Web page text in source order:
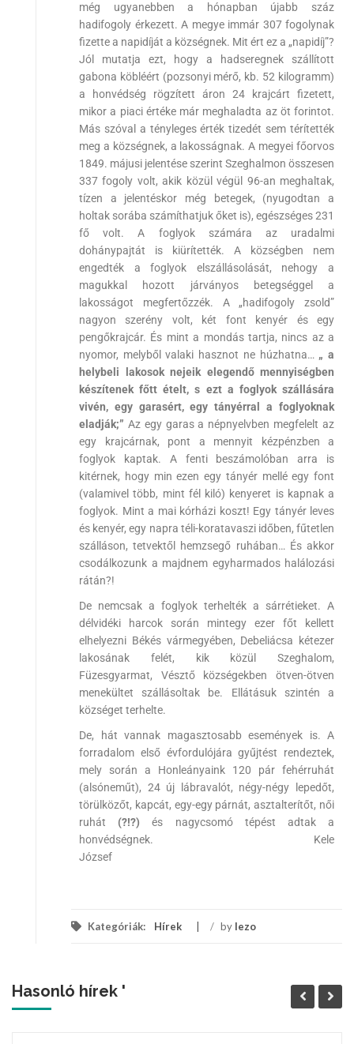
még ugyanebben a hónapban újabb száz
hadifogoly érkezett. A megye immár 307 fogolynak
fizette a napidíját a községnek. Mit ért ez a „napidíj”?
Jól mutatja ezt, hogy a hadseregnek szállított
gabona köbléért (pozsonyi mérő, kb. 52 kilogramm)
a honvédség rögzített áron 24 krajcárt fizetett,
mikor a piaci értéke már meghaladta az öt forintot.
Más szóval a tényleges érték tizedét sem térítették
meg a községnek, a lakosságnak. A megyei főorvos
1849. májusi jelentése szerint Szeghalmon összesen
337 fogoly volt, akik közül végül 96-an meghaltak,
tízen a jelentéskor még betegek, (nyugodtan a
holtak sorába számíthatjuk őket is), egészséges 231
fő volt. A foglyok számára az uradalmi
dohánypajtát is kiürítették. A községben nem
engedték a foglyok elszállásolását, nehogy a
magukkal hozott járványos betegséggel a
lakosságot megfertőzzék. A „hadifogoly zsold”
nagyon szerény volt, két font kenyér és egy
pengőkrajcár. És mint a mondás tartja, nincs az a
nyomor, melyből valaki hasznot ne húzhatna… „ a
helybeli lakosok nejeik elegendő mennyiségben
készítenek főtt ételt, s ezt a foglyok szállására
vivén, egy garasért, egy tányérral a foglyoknak
eladják;” Az egy garas a népnyelvben megfelelt az
egy krajcárnak, pont a mennyit kézpénzben a
foglyok kaptak. A fenti beszámolóban arra is
kitérnek, hogy min ezen egy tányér mellé egy font
(valamivel több, mint fél kiló) kenyeret is kapnak a
foglyok. Mint a mai kórházi koszt! Egy tányér leves
és kenyér, egy napra téli-koratavaszi időben, fűtetlen
szálláson, tetvektől hemzsegő ruhában… És akkor
csodálkozunk a majdnem egyharmados halálozási
rátán?!
De nemcsak a foglyok terhelték a sárrétieket. A
délvidéki harcok során mintegy ezer főt kellett
elhelyezni Békés vármegyében, Debeliácsa kétezer
lakosának felét, kik közül Szeghalom,
Füzesgyarmat, Vésztő községekben ötven-ötven
menekültet szállásoltak be. Ellátásuk szintén a
községet terhelte.
De, hát vannak magasztosabb események is. A
forradalom első évfordulójára gyűjtést rendeztek,
mely során a Honleányaink 120 pár fehérruhát
(alsóneműt), 24 új lábravalót, négy-négy lepedőt,
törülközőt, kapcát, egy-egy párnát, asztalterítőt, női
ruhát (?!?) és nagycsomó tépést adtak a
honvédségnek. Kele
József
Kategóriák: Hírek / by lezo
Hasonló hírek '